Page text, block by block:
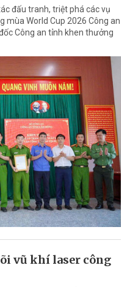
đấu tranh, triệt phá các vụ
mùa World Cup 2026 Công an
Công an tỉnh khen thưởng
vũ khí laser công